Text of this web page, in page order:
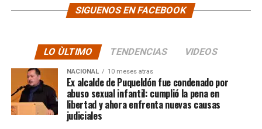
SIGUENOS EN FACEBOOK
LO ÙLTIMO TENDENCIAS VIDEOS
NACIONAL 10 meses atras
Ex alcalde de Puqueldón fue condenado por
abuso sexual infantil: cumplió la pena en
libertad y ahora enfrenta nuevas causas
judiciales